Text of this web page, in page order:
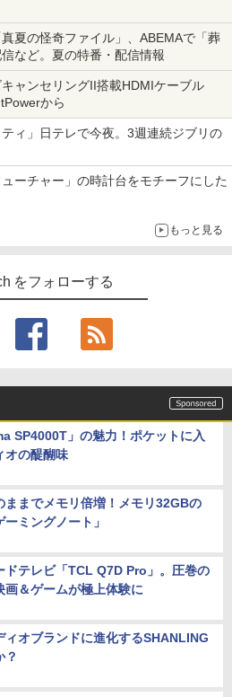
夏の怪奇ファイル」、ABEMAで「葬
など。夏の特番・配信情報
ャンセリングII搭載HDMIケーブル
から
ティ」日テレで今夜。3週連続ジブリの
ューチャー」の時計台をモチーフにした
もっと見る
をフォローする
SP4000T」の魅力！ポケットに入
オの醍醐味
ままでメモリ倍増！メモリ32GBの
ーミングノート」
ドテレビ「TCL Q7D Pro」。圧巻の
画＆ゲームが極上体験に
ィオブランドに進化するSHANLING
？